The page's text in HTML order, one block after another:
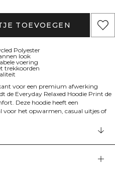
TOEVOEGEN
Polyester
look
voering
trekkoorden
voor een premium afwerking
de Everyday Relaxed Hoodie Print de
Deze hoodie heeft een
voor het opwarmen, casual uitjes of
voering, en een ruime voorzak voor
gevoerde stof die een premium
logo voor extra verfijning. 70%